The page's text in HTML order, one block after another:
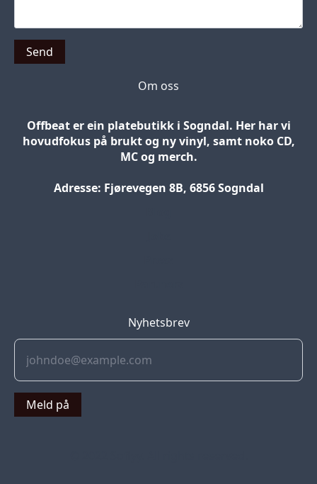
Send
Om oss
Offbeat er ein platebutikk i Sogndal. Her har vi
hovudfokus på brukt og ny vinyl, samt noko CD,
MC og merch.
Adresse: Fjørevegen 8B, 6856 Sogndal
Nyhetsbrev
Meld på